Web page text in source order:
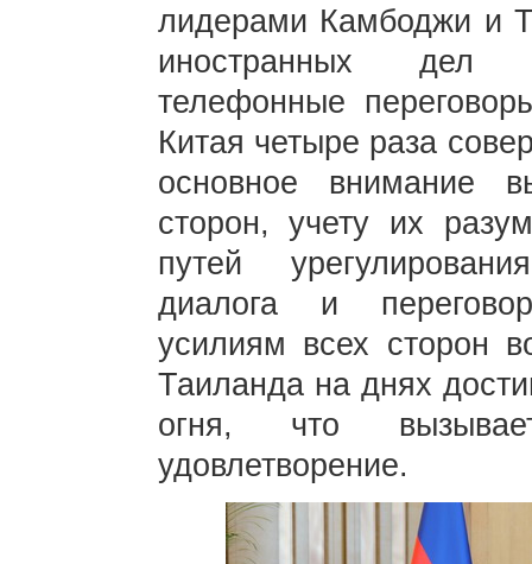
лидерами Камбоджи и
иностранных дел
телефонные
Китая четыре раза
основное внимание
сторон, учету их
путей
диалога и
усилиям всех сторон
Таиланда на днях
огня, что
удовлетворение.